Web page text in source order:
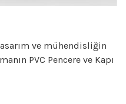
ve mühendisliğin
PVC Pencere ve Kapı